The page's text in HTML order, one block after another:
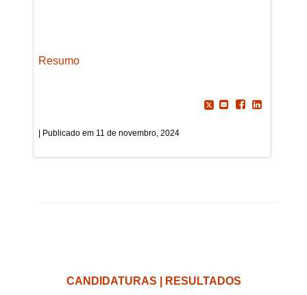
Resumo
11 de novembro, 2024
CANDIDATURAS | RESULTADOS